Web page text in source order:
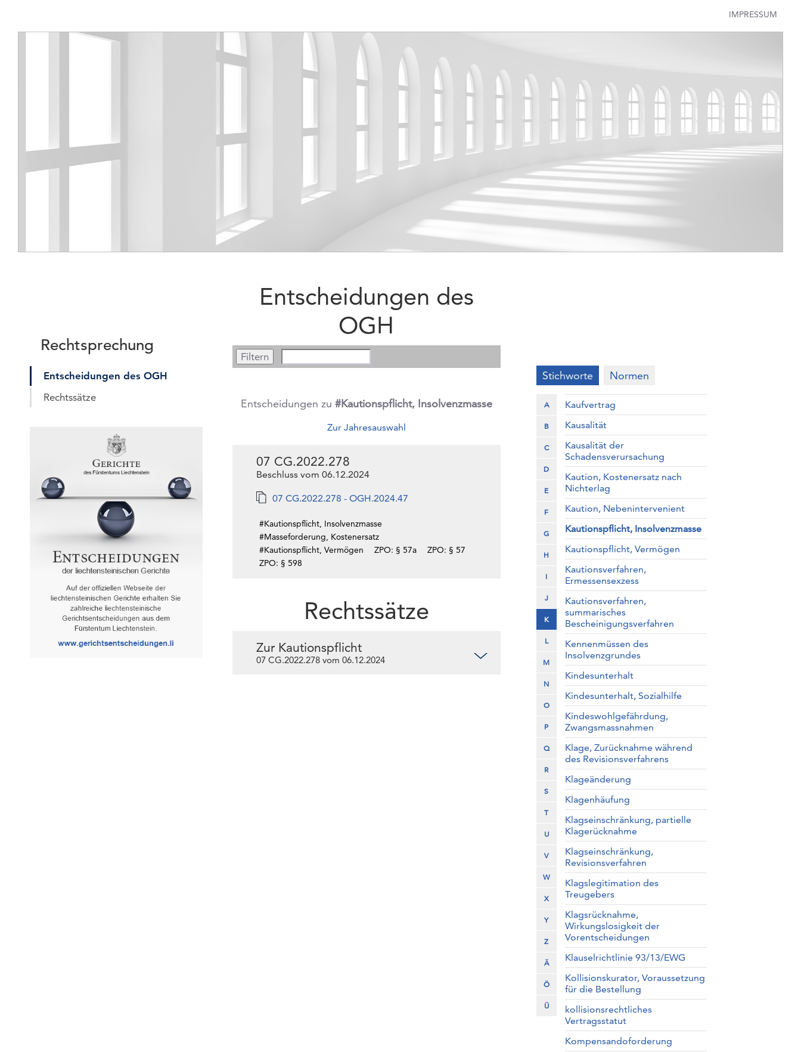
IMPRESSUM
Rechtsprechung
Entscheidungen des OGH
Rechtssätze
Entscheidungen des
OGH
Entscheidungen zu #Kautionspflicht, Insolvenzmasse
Zur Jahresauswahl
07 CG.2022.278
Beschluss vom 06.12.2024
07 CG.2022.278 - OGH.2024.47
#Kautionspflicht, Insolvenzmasse
#Masseforderung, Kostenersatz
#Kautionspflicht, Vermögen
ZPO: § 57a
ZPO: § 57
ZPO: § 598
Rechtssätze
Zur Kautionspflicht
07 CG.2022.278 vom 06.12.2024
Stichworte Normen
A
B
C
D
E
F
G
H
I
J
K
L
M
N
O
P
Q
R
S
T
U
V
W
X
Y
Z
Ä
Ö
Ü
Kaufvertrag
Kausalität
Kausalität der
Schadensverursachung
Kaution, Kostenersatz nach
Nichterlag
Kaution, Nebenintervenient
Kautionspflicht, Insolvenzmasse
Kautionspflicht, Vermögen
Kautionsverfahren,
Ermessensexzess
Kautionsverfahren,
summarisches
Bescheinigungsverfahren
Kennenmüssen des
Insolvenzgrundes
Kindesunterhalt
Kindesunterhalt, Sozialhilfe
Kindeswohlgefährdung,
Zwangsmassnahmen
Klage, Zurücknahme während
des Revisionsverfahrens
Klageänderung
Klagenhäufung
Klagseinschränkung, partielle
Klagerücknahme
Klagseinschränkung,
Revisionsverfahren
Klagslegitimation des
Treugebers
Klagsrücknahme,
Wirkungslosigkeit der
Vorentscheidungen
Klauselrichtlinie 93/13/EWG
Kollisionskurator, Voraussetzung
für die Bestellung
kollisionsrechtliches
Vertragsstatut
Kompensandoforderung